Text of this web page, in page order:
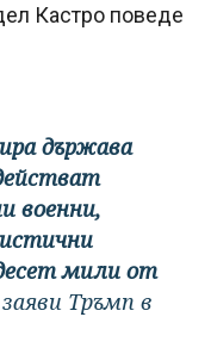
Кастро поведе
държава
военни,
мили от
Тръмп в